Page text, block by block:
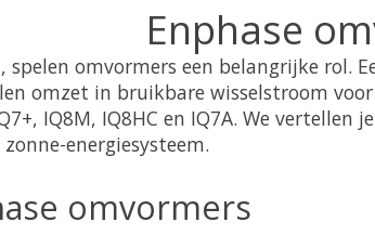
Enphase
spelen omvormers een belangrijke
omzet in bruikbare wisselstroom
IQ8M, IQ8HC en IQ7A. We
energiesysteem.
omvormers